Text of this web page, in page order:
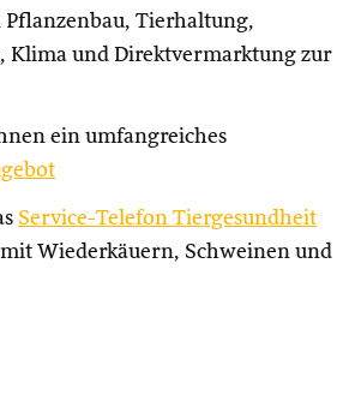
Pflanzenbau, Tierhaltung,
Klima und Direktvermarktung zur
ein umfangreiches
Service-Telefon Tiergesundheit
Wiederkäuern, Schweinen und